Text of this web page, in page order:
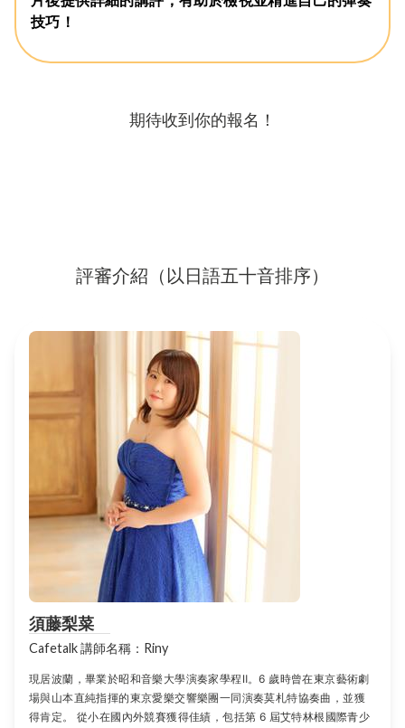
技巧！
期待收到你的報名！
評審介紹（以日語五十音排序）
須藤梨菜
Cafetalk 講師名稱：Riny
現居波蘭，畢業於昭和音樂大學演奏家學程Ⅱ。6 歲時曾在東京藝術劇
場與山本直純指揮的東京愛樂交響樂團一同演奏莫札特協奏曲，並獲
得肯定。 從小在國內外競賽獲得佳績，包括第 6 屆艾特林根國際青少